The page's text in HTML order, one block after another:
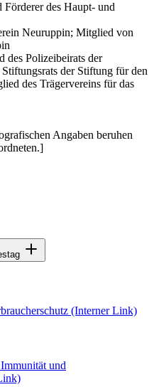
des Haupt- und
Neuruppin; Mitglied von
Polizeibeirats der
der Stiftung für den
des Trägervereins für das
Angaben beruhen
(Interner Link)
und